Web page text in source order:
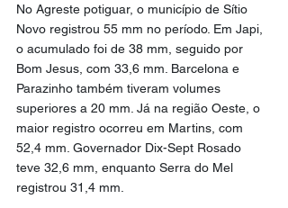
No Agreste potiguar, o município de Sítio
Novo registrou 55 mm no período. Em Japi,
o acumulado foi de 38 mm, seguido por
Bom Jesus, com 33,6 mm. Barcelona e
Parazinho também tiveram volumes
superiores a 20 mm. Já na região Oeste, o
maior registro ocorreu em Martins, com
52,4 mm. Governador Dix-Sept Rosado
teve 32,6 mm, enquanto Serra do Mel
registrou 31,4 mm.